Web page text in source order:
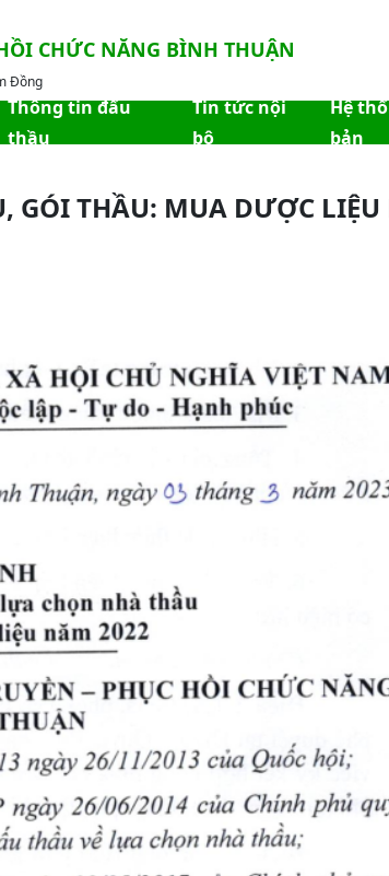
CHỨC NĂNG BÌNH THUẬN
Đồng
Thông tin đấu
thầu
Tin tức nội
bộ
Hệ
bản
GÓI THẦU: MUA DƯỢC